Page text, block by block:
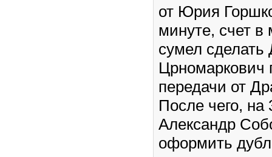
от Юрия
минуте, счет
сумел
Црномаркович
передачи от
После чего, на
Александр
оформить